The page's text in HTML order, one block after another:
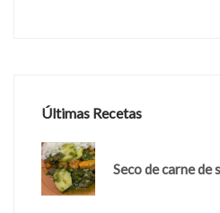
Últimas Recetas
Seco de carne de